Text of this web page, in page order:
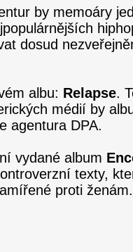
by memoáry
dosud
albu: Relapse.
médií by
agentura DPA.
vydané album
texty,
proti ženám.